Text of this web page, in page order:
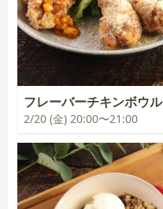
フレーバーチキンボウル
2/20 (金) 20:00〜21:00